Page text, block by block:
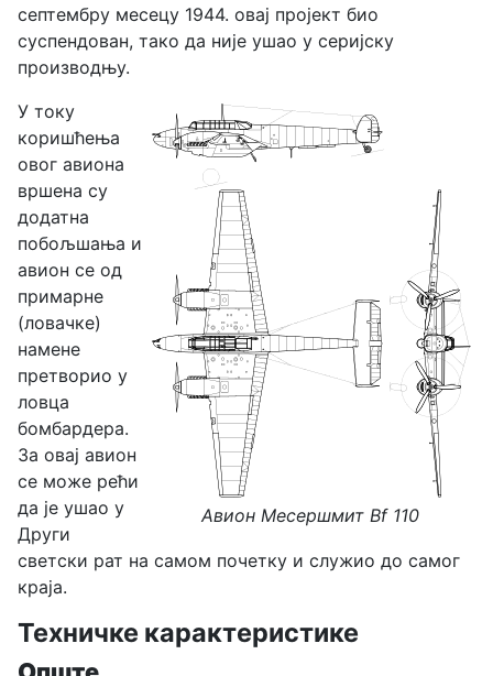
септембру месецу 1944. овај пројект био
суспендован, тако да није ушао у серијску
производњу.
Авион Месершмит Bf 110
У току
коришћења
овог авиона
вршена су
додатна
побољшања и
авион се од
примарне
(ловачке)
намене
претворио у
ловца
бомбардера.
За овај авион
се може рећи
да је ушао у
Други
светски рат на самом почетку и служио до самог
краја.
Техничке карактеристике